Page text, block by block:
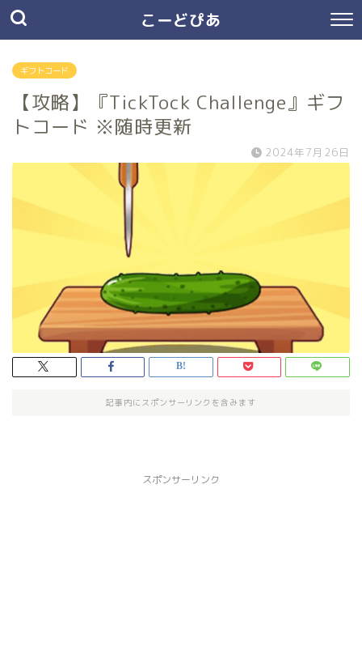
こーどぴあ
ギフトコード
【攻略】『TickTock Challenge』ギフ
トコード ※随時更新
2024年7月26日
記事内にスポンサーリンクを含みます
スポンサーリンク